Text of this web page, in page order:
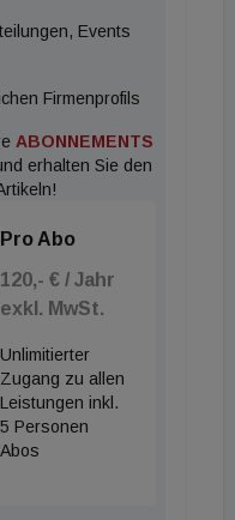
Tritt fassen in
Events
Firmenprofils
ABONNEMENTS
erhalten Sie den
Pro Abo
120,- € / Jahr
exkl. MwSt.
Unlimitierter
Zugang zu allen
Leistungen inkl.
5 Personen
Abos